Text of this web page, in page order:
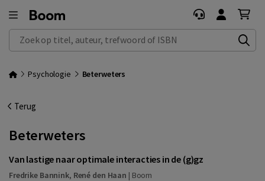
Zoek op titel, auteur, trefwoord of ISBN
Psychologie Beterweters
Terug
Beterweters
Van lastige naar optimale interacties in de (g)gz
Fredrike Bannink, René den Haan | Boom